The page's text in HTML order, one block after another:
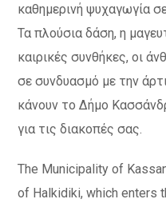
καθημερινή ψυχαγωγία
Τα πλούσια δάση, η
καιρικές συνθήκες, οι
σε συνδυασμό με την
κάνουν το Δήμο
για τις διακοπές σας.
The Municipality of
of Halkidiki, which enters